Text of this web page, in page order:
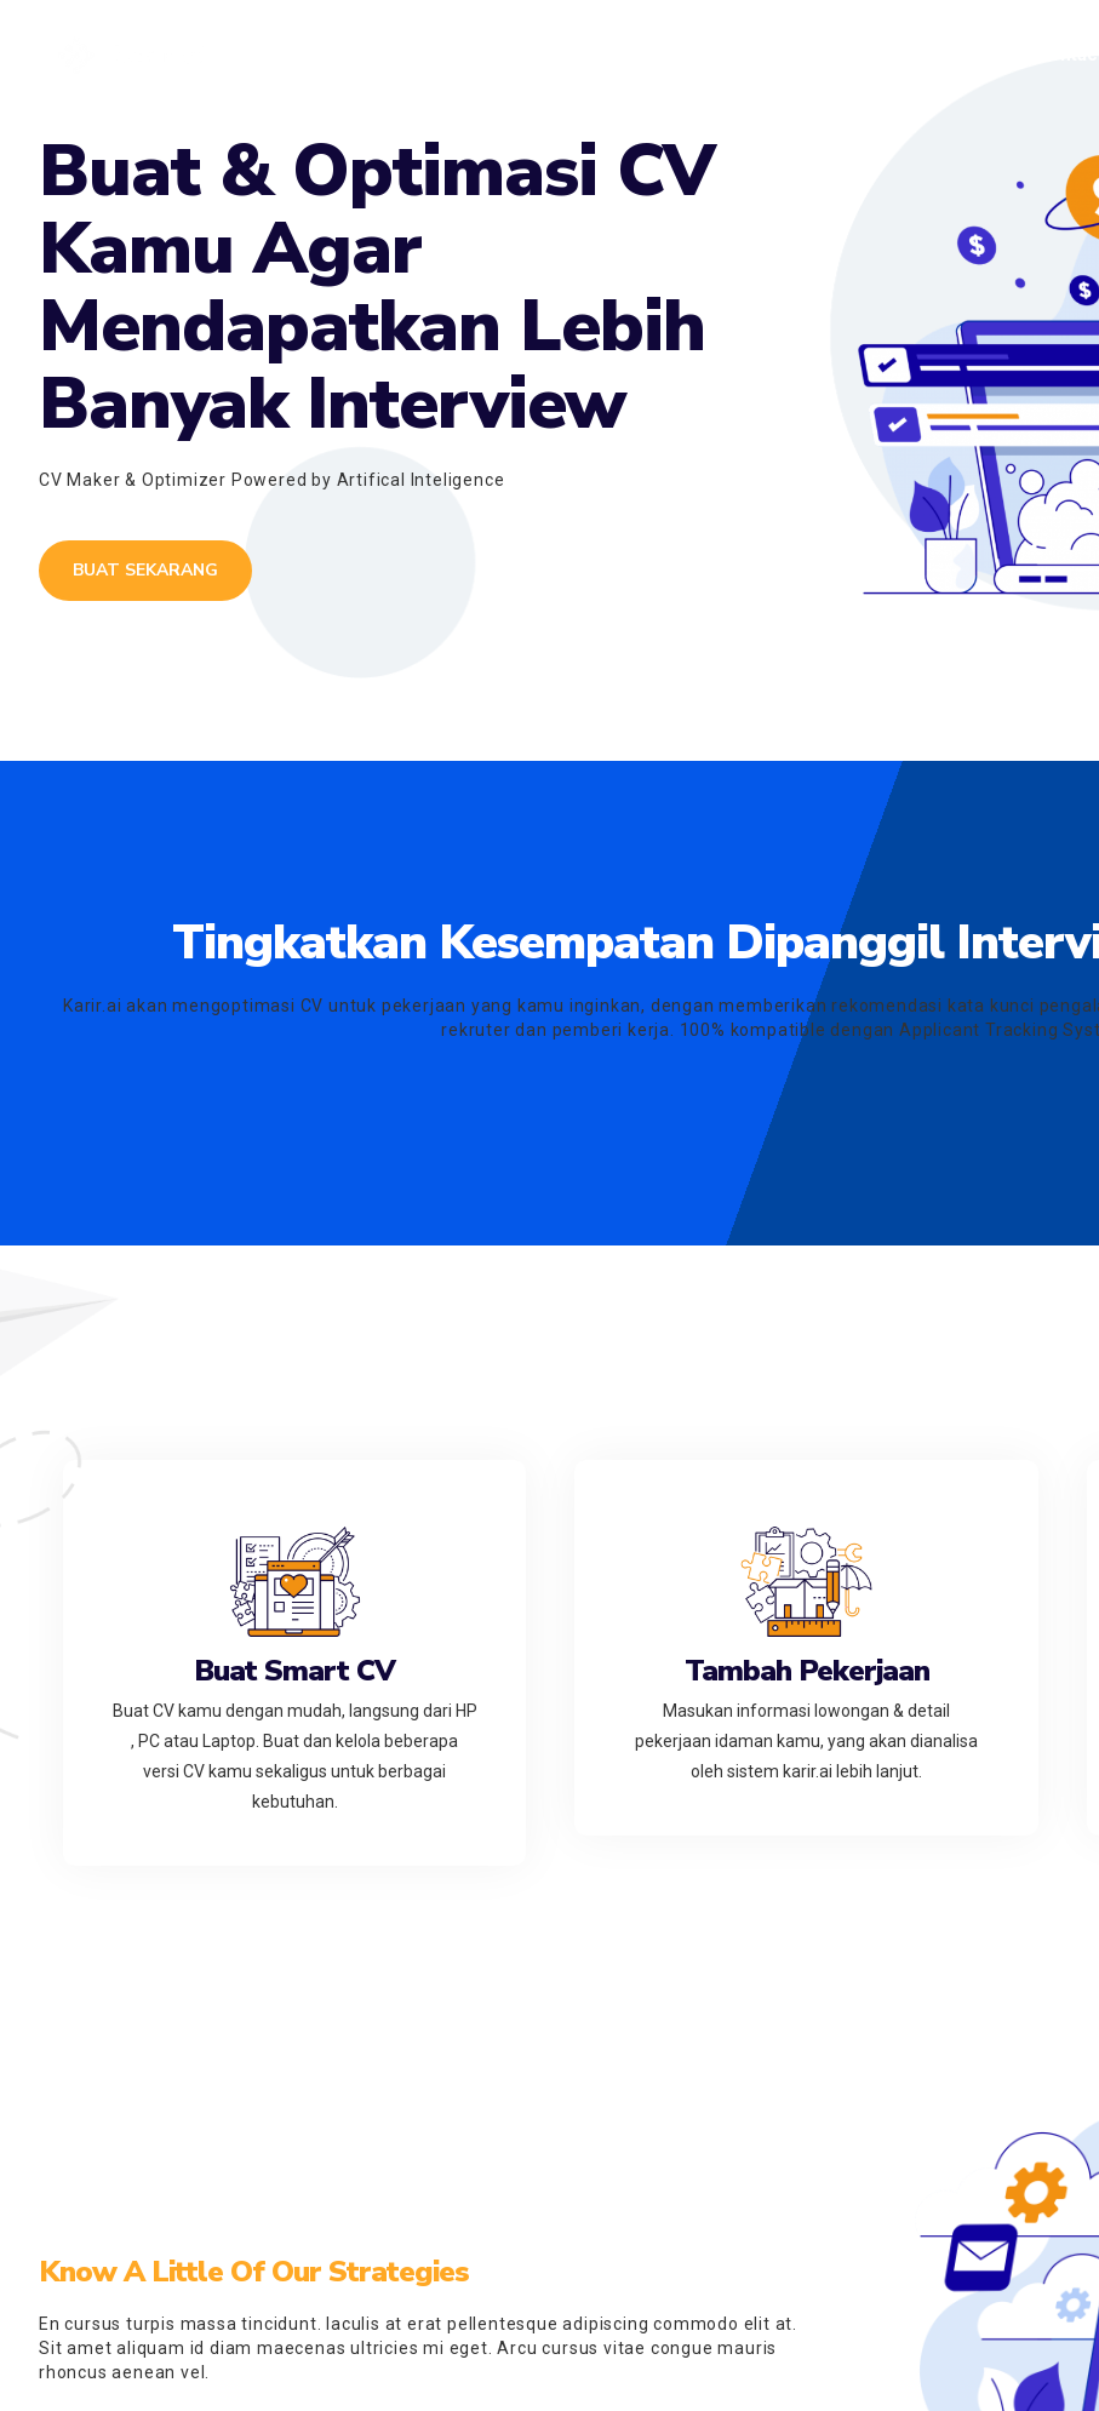
Buat & Optimasi CV
Kamu Agar
Mendapatkan Lebih
Banyak Interview
CV Maker & Optimizer Powered by Artifical Inteligence
BUAT SEKARANG
Tingkatkan Kesempatan Dipanggil
Karir.ai akan mengoptimasi CV untuk pekerjaan yang kamu inginkan, dengan memberikan rekomendasi kata kunci
rekruter dan pemberi kerja. 100% kompatible dengan Applicant Tracking
Buat Smart CV
Buat CV kamu dengan mudah, langsung dari HP
, PC atau Laptop. Buat dan kelola beberapa
versi CV kamu sekaligus untuk berbagai
kebutuhan.
Tambah Pekerjaan
Masukan informasi lowongan & detail
pekerjaan idaman kamu, yang akan dianalisa
oleh sistem karir.ai lebih lanjut.
Know A Little Of Our Strategies
En cursus turpis massa tincidunt. Iaculis at erat pellentesque adipiscing commodo elit at.
Sit amet aliquam id diam maecenas ultricies mi eget. Arcu cursus vitae congue mauris
rhoncus aenean vel.